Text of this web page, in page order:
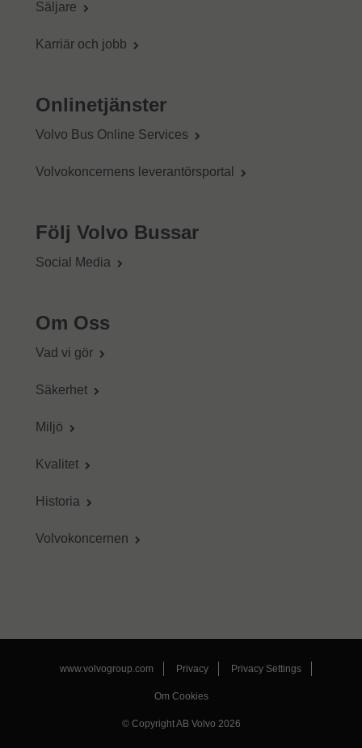
Säljare
Karriär och jobb
Onlinetjänster
Volvo Bus Online Services
Volvokoncernens leverantörsportal
Följ Volvo Bussar
Social Media
Om Oss
Vad vi gör
Säkerhet
Miljö
Kvalitet
Historia
Volvokoncernen
www.volvogroup.com Privacy Privacy Settings
Om Cookies
© Copyright AB Volvo 2026